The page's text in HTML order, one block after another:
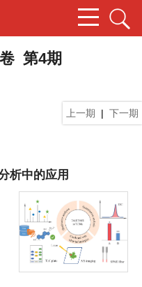
第4期
上一期 | 下一期
析中的应用